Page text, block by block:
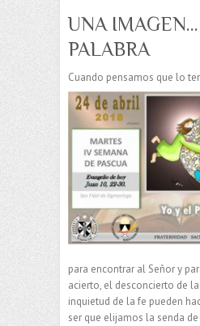
UNA
PALABRA
Cuando pensamos que lo
para encontrar al Señor y
acierto, el desconcierto de
inquietud de la fe pueden
ser que elijamos la senda